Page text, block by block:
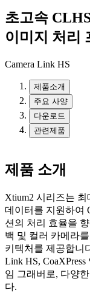
초고속
이미지 처리
Camera Link HS
제품소개
주요 사양
다운로드
관련제품
제품 소개
Xtium2 시리즈는
데이터를 지원하여
션의 처리 효율을
백 및 컬러 카메라
키텍처를 제공합니
Link HS,
임 그래버로, 다양
다.